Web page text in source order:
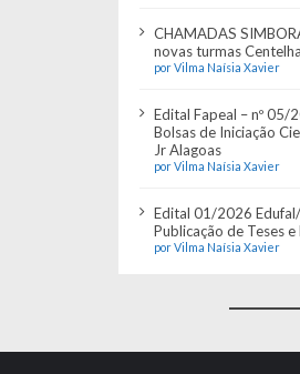
CHAMADAS
novas turmas
por Vilma Naísia Xavier
Edital Fapeal – nº 05/
Bolsas de Iniciação
Jr Alagoas
por Vilma Naísia Xavier
Edital 01/2026
Publicação de Teses
por Vilma Naísia Xavier